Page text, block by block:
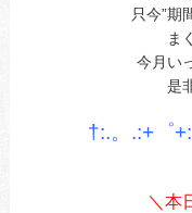
只今”期
ま
今月い
是
†:.。.:+゜
＼本